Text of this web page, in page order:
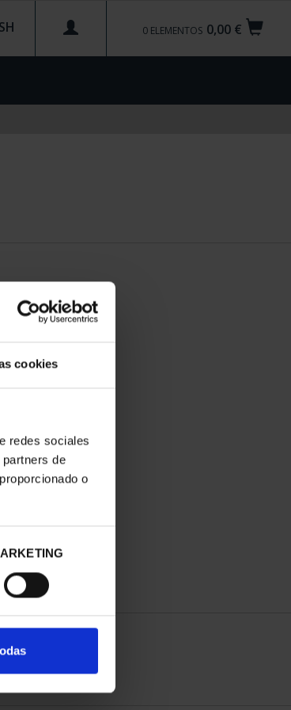
cookies
redes sociales
de
o
0,00 €
0 ELEMENTOS